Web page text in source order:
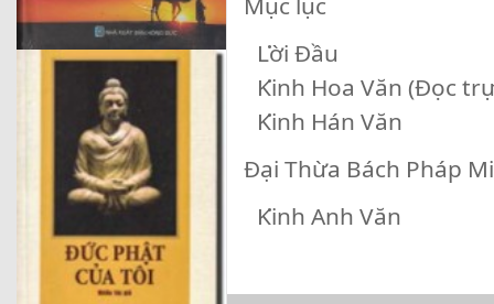
Lời Đầu
Kinh Hoa Văn (Đọc
Kinh Hán Văn
Đại Thừa Bách Pháp
Kinh Anh Văn